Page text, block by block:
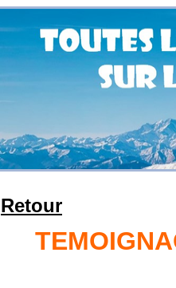
Retour